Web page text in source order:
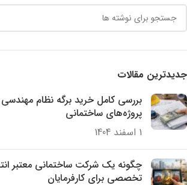
جدیدترین مقالات
بررسی کامل خرید برگه نظام
پروژه‌های ساختمانی
1 اسفند 1404
چگونه یک شرکت ساختمانی معتبر
تخصصی برای کارفرمایان